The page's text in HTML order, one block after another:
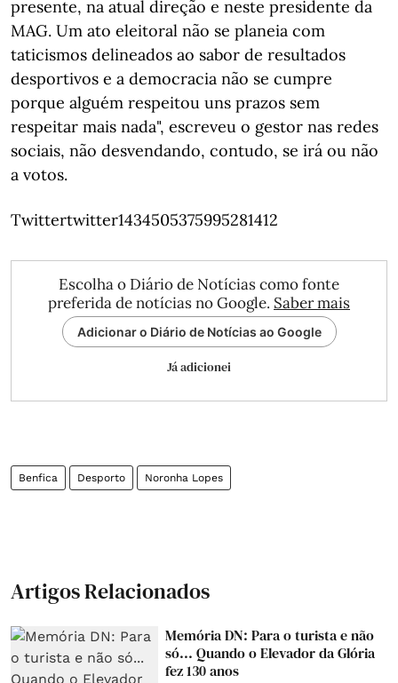
presente, na atual direção e neste presidente da
MAG. Um ato eleitoral não se planeia com
taticismos delineados ao sabor de resultados
desportivos e a democracia não se cumpre
porque alguém respeitou uns prazos sem
respeitar mais nada", escreveu o gestor nas redes
sociais, não desvendando, contudo, se irá ou não
a votos.
Twittertwitter1434505375995281412
Escolha o Diário de Notícias como fonte
preferida de notícias no Google. Saber mais
Adicionar o Diário de Notícias ao Google
Já adicionei
Benfica Desporto Noronha Lopes
Artigos Relacionados
Memória DN: Para o turista e não
só... Quando o Elevador da Glória
fez 130 anos